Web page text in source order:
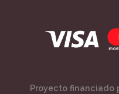
Proyecto financiado